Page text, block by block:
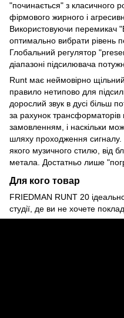
"починається" з класичного
фірмового жирного і
Використовуючи перемикач
оптимально вибрати рівень
Глобальний регулятор
діапазоні підсилювача
Runt має неймовірно
правило нетипово для
дорослий звук в дусі більш
за рахунок
замовленням, і наскільки
шляху проходження сигналу.
якого музичного стилю, від
метала. Достатньо лише
Для кого товар
FRIEDMAN RUNT 20
студії, де ви не хочете